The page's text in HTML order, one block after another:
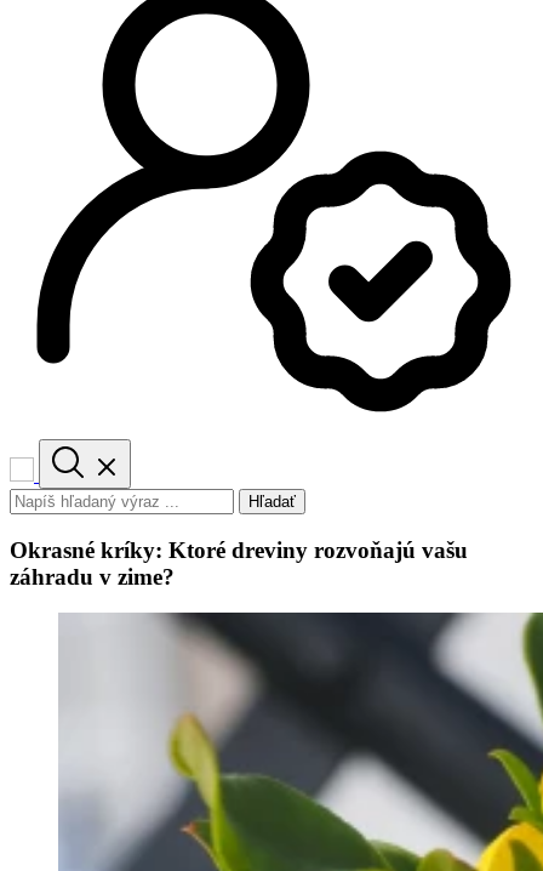
Hľadať
Okrasné kríky: Ktoré dreviny rozvoňajú vašu
záhradu v zime?